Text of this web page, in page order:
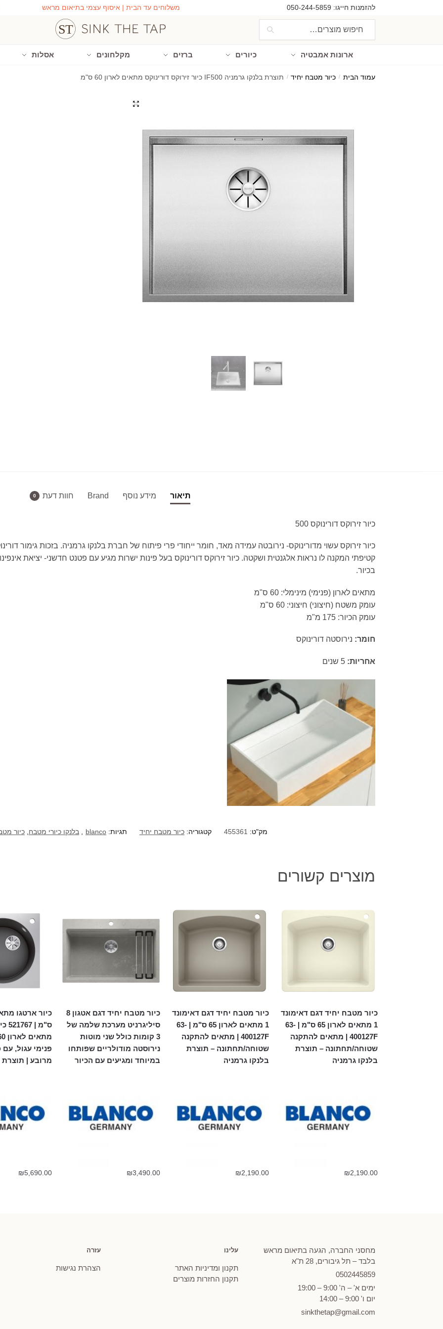
להזמנות חייגו: 050-244-5859 משלוחים עד הבית | איסוף עצמי בתיאום מראש
חיפוש
ארונות אמבטיה כיורים ברזים מקלחונים אסלות
עמוד הבית / כיור מטבח יחיד / תוצרת בלנקו גרמניה IF500 כיור זירוקס דורינוקס מתאים לארון 60 ס"מ
תיאור מידע נוסף Brand חוות דעת 0
כיור זירוקס דורינוקס 500
כיור זירוקס עשוי מדורינוקס- נירובטה עמידה מאד, חומר ייחודי פרי פיתוח של חברת בלנקו גרמניה. בזכות גימור
קטיפתי המקנה לו נראות אלגנטית ושקטה. כיור זירוקס דורינוקס בעל פינות ישרות מגיע עם פטנט חדשני- יציאת
בכיור.
מתאים לארון (פנימי) מינימלי: 60 ס"מ
עומק משטח (חיצוני) חיצוני: 60 ס"מ
עומק הכיור: 175 מ"מ
חומר: נירוסטה דורינוקס
אחריות:5 שנים
מק"ט: 455361 קטגוריה: כיור מטבח יחיד תגיות: blanco
, בלנקו כיורי מטבח, כיור
מוצרים קשורים
כיור מטבח יחיד דגם דאימונד
1 מתאים לארון 65 ס"מ | 63-
400127F | מתאים להתקנה
שטוחה/תחתונה – תוצרת
בלנקו גרמניה
₪2,190.00
כיור מטבח יחיד דגם דאימונד
1 מתאים לארון 65 ס"מ | 63-
400127F | מתאים להתקנה
שטוחה/תחתונה – תוצרת
בלנקו גרמניה
₪2,190.00
כיור מטבח יחיד דגם אטגון 8
סיליגרניט מערכת שלמה של
3 קומות כולל שני מוטות
נירוסטה מודולריים שפותחו
במיוחד ומגיעים עם הכיור
₪3,490.00
ס"מ
פנימי עגול, עם
מרובע | תוצרת
₪5,690.00
מחסני החברה, הגעה בתיאום מראש
בלבד – תל גיבורים, 28 ת"א
0502445859
ימים א' – ה' 9:00 – 19:00
יום ו' 9:00 – 14:00
sinkthetap@gmail.com
עלינו
תקנון ומדיניות האתר
תקנון החזרות מוצרים
עזרה
הצהרת נגישות